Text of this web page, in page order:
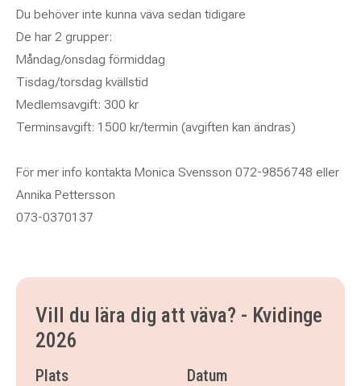
Du behöver inte kunna väva sedan tidigare
De har 2 grupper:
Måndag/onsdag förmiddag
Tisdag/torsdag kvällstid
Medlemsavgift: 300 kr
Terminsavgift: 1500 kr/termin (avgiften kan ändras)
För mer info kontakta Monica Svensson 072-9856748 eller
Annika Pettersson
073-0370137
Vill du lära dig att väva? - Kvidinge
2026
Plats Datum